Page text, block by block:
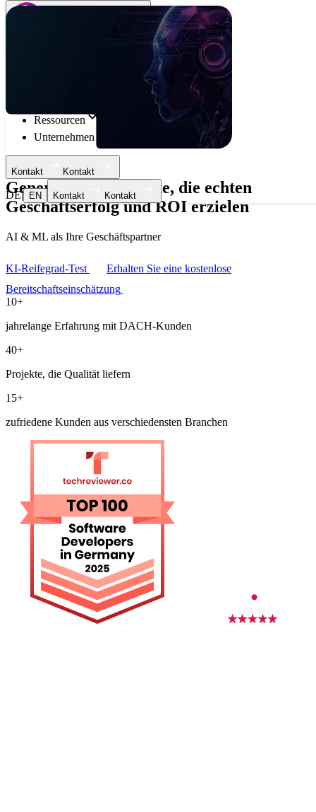
Ressourcen
Unternehmen
Kontakt Kontakt
DE| EN Kontakt Kontakt
Generative KI-Dienste, die echten
Geschäftserfolg und ROI erzielen
AI & ML als Ihre Geschäftspartner
KI-Reifegrad-Test
Erhalten Sie eine kostenlose
Bereitschaftseinschätzung
10+
jahrelange Erfahrung mit DACH-Kunden
40+
Projekte, die Qualität liefern
15+
zufriedene Kunden aus verschiedensten Branchen